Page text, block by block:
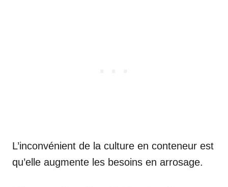
L’inconvénient de la culture en conteneur est
qu’elle augmente les besoins en arrosage.